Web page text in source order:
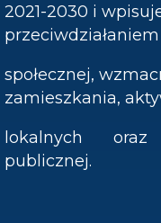
2021-2030 i
społecznej,
zamieszkania,
lokalnych oraz
publicznej.